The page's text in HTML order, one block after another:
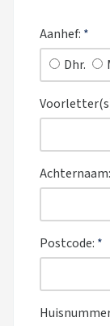
Aanhef: *
Dhr.
Achternaam:
Postcode: *